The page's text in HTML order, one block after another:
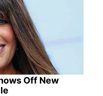
Off New